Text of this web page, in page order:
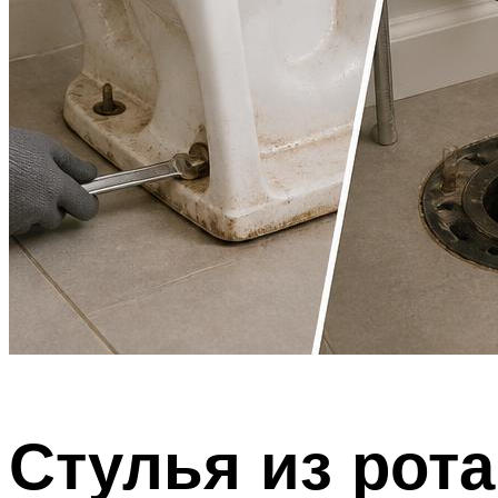
Стулья из